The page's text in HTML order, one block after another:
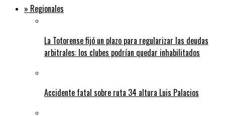
» Regionales
La Totorense fijó un plazo para regularizar las deudas
arbitrales: los clubes podrían quedar inhabilitados
Accidente fatal sobre ruta 34 altura Luis Palacios